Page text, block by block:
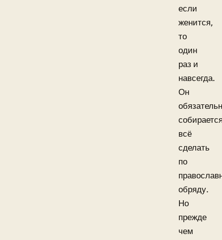
если
женится,
то
один
раз и
навсегда.
Он
всё
сделать
по
обряду.
Но
прежде
чем